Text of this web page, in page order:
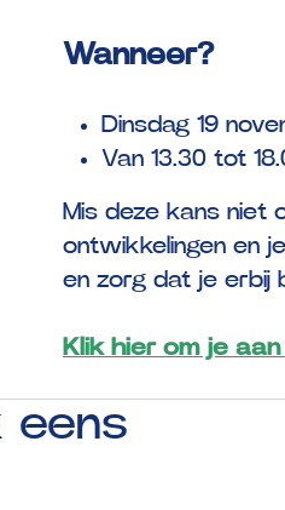
Wanneer?
Dinsdag 19
Van 13.30 tot
Mis deze kans niet
ontwikkelingen en
en zorg dat je erbij
Klik hier om je
eens